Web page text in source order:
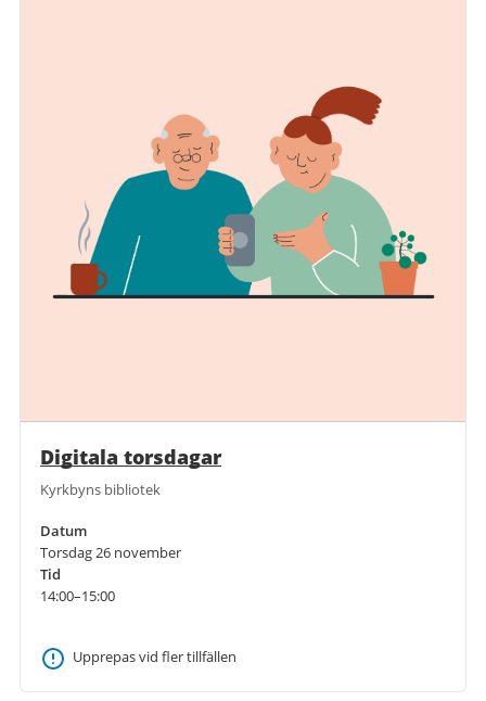
Digitala torsdagar
Kyrkbyns bibliotek
Datum
Torsdag 26 november
Tid
14:00–15:00
Upprepas vid fler tillfällen